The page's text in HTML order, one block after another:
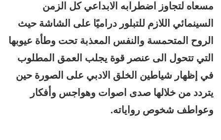
مسعاه لتجاوز اضطرابه الابداعي كل الزمن
السينمائي اللازم للتبلور دراميًا على الشاشة حيث
الروح المتحمسة والنفس المعذبة تحت وطأة عيوبها
التي تتحول الى عنصر قوة يجلب العمق المطلوب
في إظهار شياطين الخلق الادبي على الصورة حين
يتردد من خلالها صدى اصوات وهواجس وأفكار
وعواطف شخوص رواياته.